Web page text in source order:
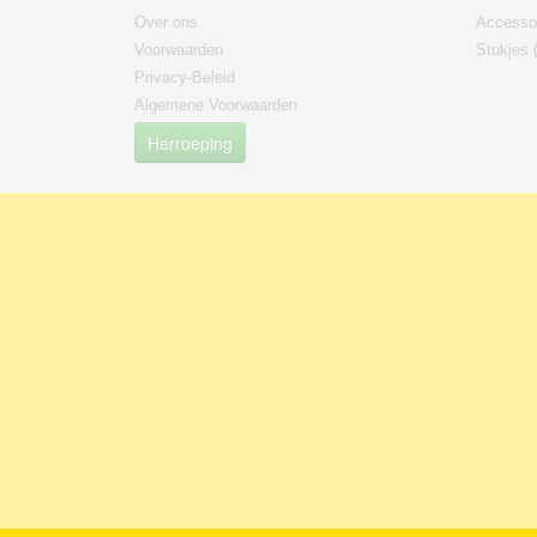
Over ons
Voorwaarden
Privacy-Beleid
Algemene Voorwaarden
Herroeping
Stukjes